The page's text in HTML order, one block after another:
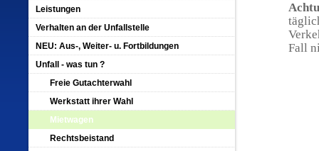
Fall
Leistungen
Verhalten an der Unfallstelle
NEU: Aus-, Weiter- u. Fortbildungen
Unfall - was tun ?
Freie Gutachterwahl
Werkstatt ihrer Wahl
Mietwagen
Rechtsbeistand